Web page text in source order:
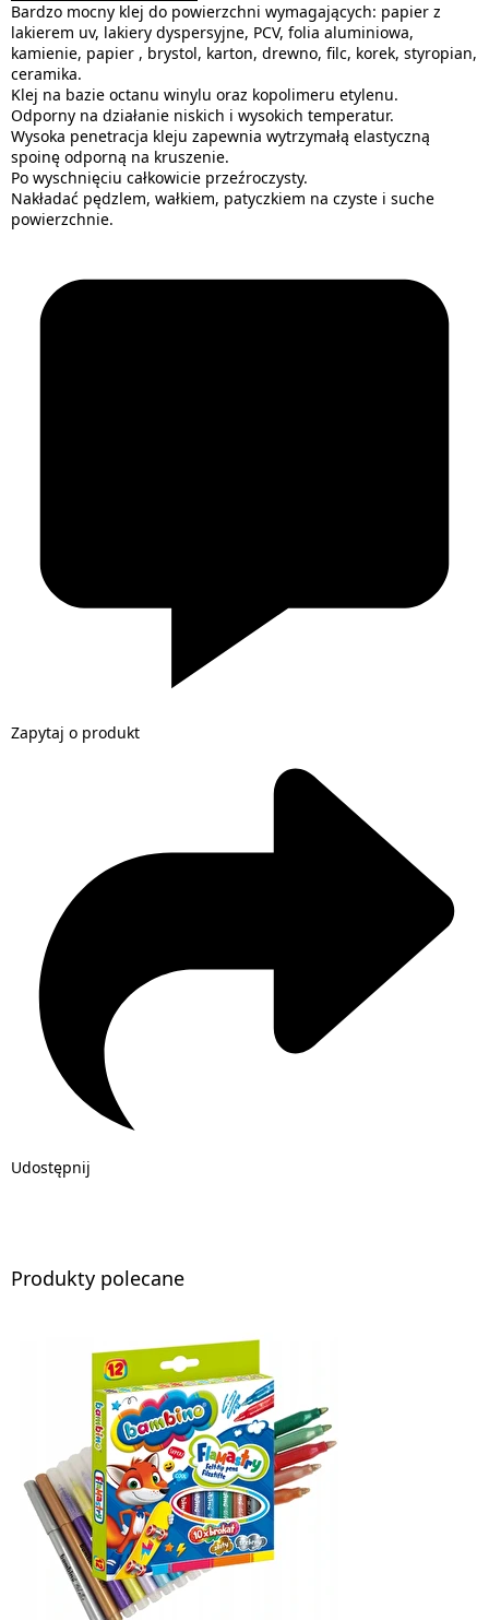
Bardzo mocny klej do powierzchni wymagających: papier z
lakierem uv, lakiery dyspersyjne, PCV, folia aluminiowa,
kamienie, papier , brystol, karton, drewno, filc, korek, styropian,
ceramika.
Klej na bazie octanu winylu oraz kopolimeru etylenu.
Odporny na działanie niskich i wysokich temperatur.
Wysoka penetracja kleju zapewnia wytrzymałą elastyczną
spoinę odporną na kruszenie.
Po wyschnięciu całkowicie przeźroczysty.
Nakładać pędzlem, wałkiem, patyczkiem na czyste i suche
powierzchnie.
Zapytaj o produkt
Udostępnij
Produkty polecane